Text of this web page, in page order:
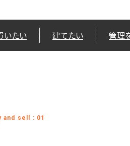
いたい 建てたい 管理
and sell : 01